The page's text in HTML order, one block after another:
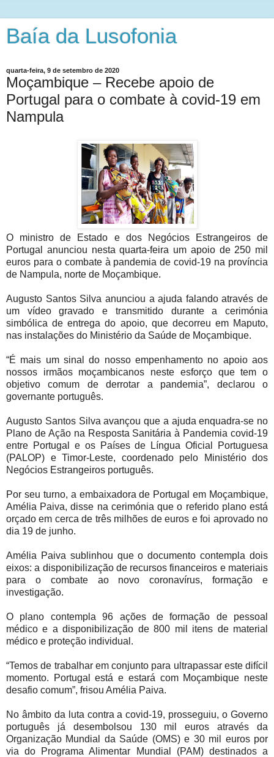
Baía da Lusofonia
quarta-feira, 9 de setembro de 2020
Moçambique – Recebe apoio de
Portugal para o combate à covid-19 em
Nampula
O ministro de Estado e dos Negócios Estrangeiros de
Portugal anunciou nesta quarta-feira um apoio de 250 mil
euros para o combate à pandemia de covid-19 na província
de Nampula, norte de Moçambique.
Augusto Santos Silva anunciou a ajuda falando através de
um vídeo gravado e transmitido durante a cerimónia
simbólica de entrega do apoio, que decorreu em Maputo,
nas instalações do Ministério da Saúde de Moçambique.
“É mais um sinal do nosso empenhamento no apoio aos
nossos irmãos moçambicanos neste esforço que tem o
objetivo comum de derrotar a pandemia”, declarou o
governante português.
Augusto Santos Silva avançou que a ajuda enquadra-se no
Plano de Ação na Resposta Sanitária à Pandemia covid-19
entre Portugal e os Países de Língua Oficial Portuguesa
(PALOP) e Timor-Leste, coordenado pelo Ministério dos
Negócios Estrangeiros português.
Por seu turno, a embaixadora de Portugal em Moçambique,
Amélia Paiva, disse na cerimónia que o referido plano está
orçado em cerca de três milhões de euros e foi aprovado no
dia 19 de junho.
Amélia Paiva sublinhou que o documento contempla dois
eixos: a disponibilização de recursos financeiros e materiais
para o combate ao novo coronavírus, formação e
investigação.
O plano contempla 96 ações de formação de pessoal
médico e a disponibilização de 800 mil itens de material
médico e proteção individual.
“Temos de trabalhar em conjunto para ultrapassar este difícil
momento. Portugal está e estará com Moçambique neste
desafio comum”, frisou Amélia Paiva.
No âmbito da luta contra a covid-19, prosseguiu, o Governo
português já desembolsou 130 mil euros através da
Organização Mundial da Saúde (OMS) e 30 mil euros por
via do Programa Alimentar Mundial (PAM) destinados a